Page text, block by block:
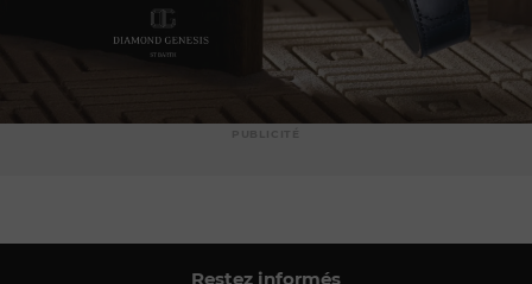
Restez informés